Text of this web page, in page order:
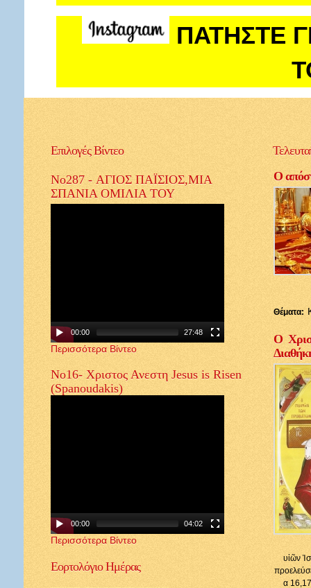
ΠΑΤΗΣΤΕ
ΕπιλογέςΒίντεο
No287 - ΑΓΙΟΣ ΠΑΪΣΙΟΣ,ΜΙΑ
ΣΠΑΝΙΑ ΟΜΙΛΙΑ ΤΟΥ
00:00 27:48
Περισσότερα Βίντεο
Νο16- Χριστος Ανεστη Jesus is Risen
(Spanoudakis)
00:00 04:02
Περισσότερα Βίντεο
ΕορτολόγιοΗμέρας
Ο
Θέματα:
Ο
υἱῶν
α 16,17